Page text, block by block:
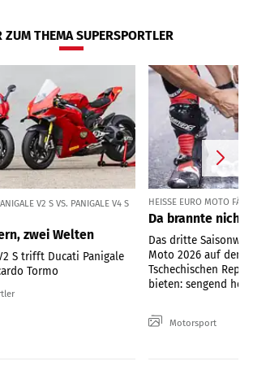
ZUM THEMA SUPERSPORTLER
V2 S VS. PANIGALE V4 S
zwei Welten
S trifft Ducati Panigale
Tormo
HEISSE EURO MOTO
Da brannte nicht
Das dritte
Moto 2026 auf dem
Tschechischen
bieten: sengend
Motorsport